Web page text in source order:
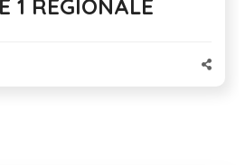
1 REGIONALE